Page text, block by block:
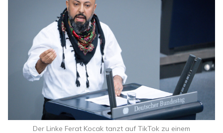
Der Linke Ferat Kocak tanzt auf TikTok zu einem